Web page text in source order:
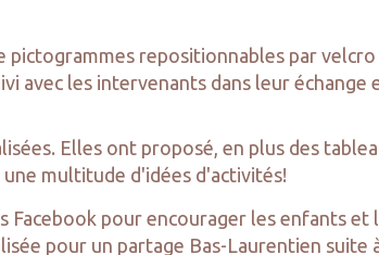
pictogrammes repositionnables par
avec les intervenants dans leur échange
Elles ont proposé, en plus des
une multitude d'idées d'activités!
Facebook pour encourager les enfants et
pour un partage Bas-Laurentien suite